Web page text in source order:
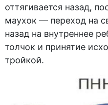
оттягивается назад,
маухок — переход на
назад на внутреннее
толчок и принятие
тройкой.